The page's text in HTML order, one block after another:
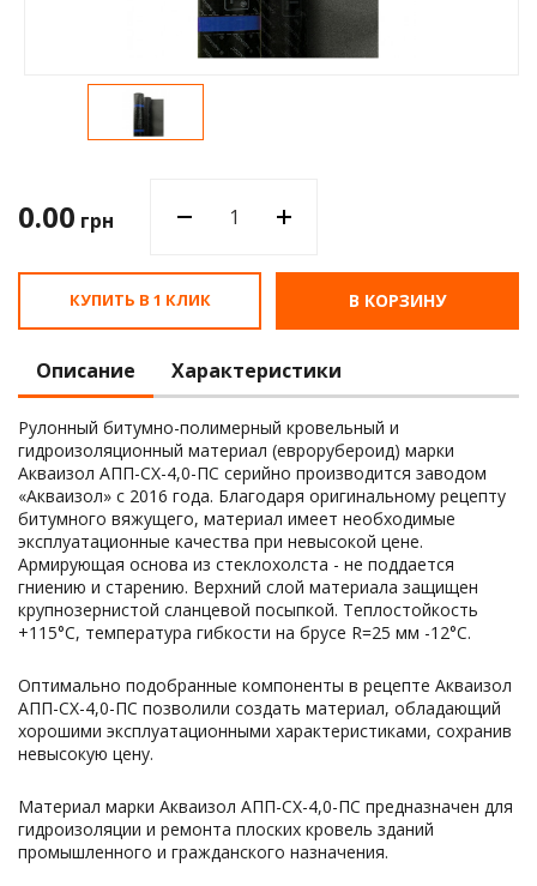
0.00 грн
КУПИТЬ В 1 КЛИК В КОРЗИНУ
Описание Характеристики
Рулонный битумно-полимерный кровельный и
гидроизоляционный материал (еврорубероид) марки
Акваизол АПП-СХ-4,0-ПС серийно производится заводом
«Акваизол» с 2016 года. Благодаря оригинальному рецепту
битумного вяжущего, материал имеет необходимые
эксплуатационные качества при невысокой цене.
Армирующая основа из стеклохолста - не поддается
гниению и старению. Верхний слой материала защищен
крупнозернистой сланцевой посыпкой. Теплостойкость
+115°С, температура гибкости на брусе R=25 мм -12°С.
Оптимально подобранные компоненты в рецепте Акваизол
АПП-СХ-4,0-ПС позволили создать материал, обладающий
хорошими эксплуатационными характеристиками, сохранив
невысокую цену.
Материал марки Акваизол АПП-СХ-4,0-ПС предназначен для
гидроизоляции и ремонта плоских кровель зданий
промышленного и гражданского назначения.